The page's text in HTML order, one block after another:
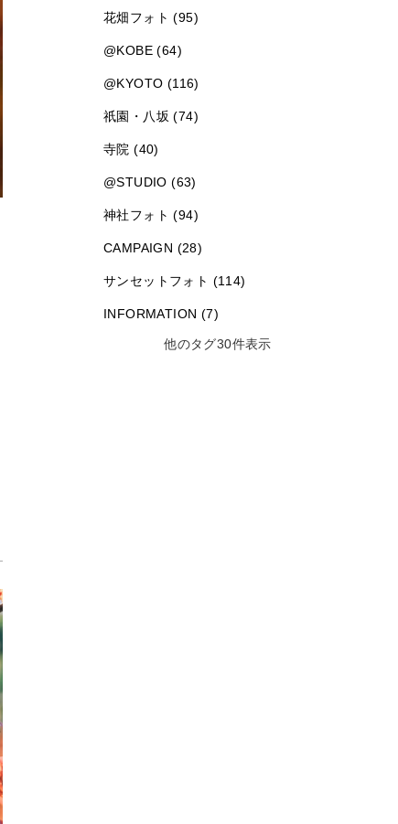
花畑フォト (95)
@KOBE (64)
@KYOTO (116)
祇園・八坂 (74)
寺院 (40)
@STUDIO (63)
神社フォト (94)
CAMPAIGN (28)
サンセットフォト (114)
INFORMATION (7)
他のタグ30件表示